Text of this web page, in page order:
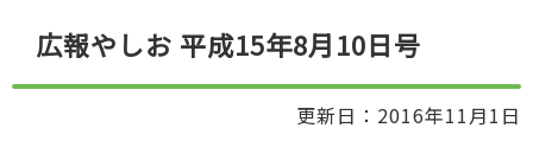
こ
広報やしお 平成15年8月10日号
更新日：2016年11月1日